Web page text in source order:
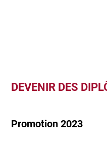
DEVENIR DES
Promotion 2023